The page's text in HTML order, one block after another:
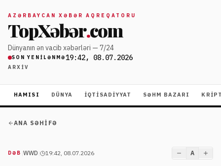
AZƏRBAYCAN XƏBƏR AQREQATORU
TopXəbər.com
Dünyanın ən vacib xəbərləri — 7/24
SON YENILƏNMƏ19:42, 08.07.2026
ARXIV
HAMISI DÜNYA İQTISADIYYAT SƏHM BAZARI
ANA SƏHIFƏ
DƏB WWD 19:42, 08.07.2026 A